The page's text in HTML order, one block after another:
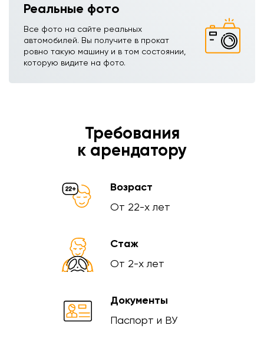
Реальные фото
Все фото на сайте реальных
автомобилей. Вы получите в прокат
ровно такую машину и в том состоянии,
которую видите на фото.
Требования
к арендатору
Возраст
От 22-х лет
Стаж
От 2-х лет
Документы
Паспорт и ВУ